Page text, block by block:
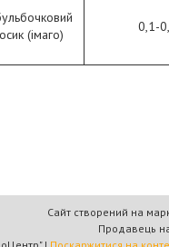
(імаго)
0,1-
Сайт створений на
Продавець